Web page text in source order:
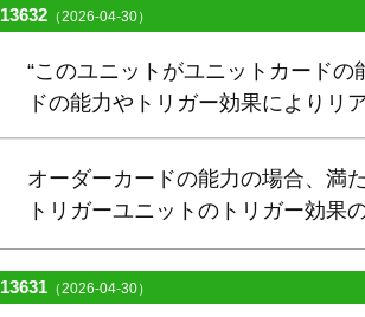
（2026-04-30）
“このユニットがユニットカード
ドの能力やトリガー効果によりリ
オーダーカードの能力の場合、満
トリガーユニットのトリガー効果
（2026-04-30）